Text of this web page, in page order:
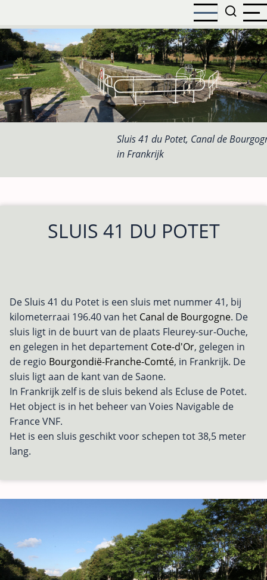
naar
de
inhoud
gaan
Sluis 41 du Potet, Canal de
in Frankrijk
SLUIS 41 DU POTET
De Sluis 41 du Potet is een sluis met nummer 41, bij
kilometerraai 196.40 van het Canal de Bourgogne. De
sluis ligt in de buurt van de plaats Fleurey-sur-Ouche,
en gelegen in het departement Cote-d'Or, gelegen in
de regio Bourgondië-Franche-Comté, in Frankrijk. De
sluis ligt aan de kant van de Saone.
In Frankrijk zelf is de sluis bekend als Ecluse de Potet.
Het object is in het beheer van Voies Navigable de
France VNF.
Het is een sluis geschikt voor schepen tot 38,5 meter
lang.